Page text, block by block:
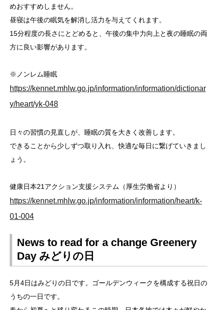
めおすすめしません。
昼寝は午後の眠気を解消し活力を与えてくれます。
15分程度の長さにとどめると、午後の集中力向上と夜の睡眠の両
方に良い影響があります。
※ノンレム睡眠
https://kennet.mhlw.go.jp/information/information/dictionar
y/heart/yk-048
日々の習慣の見直しが、睡眠の質を大きく改善します。
できることから少しずつ取り入れ、快適な毎日に繋げていきまし
ょう。
健康日本21アクション支援システム（厚生労働省より）
https://kennet.mhlw.go.jp/information/information/heart/k-
01-004
News to read for a change Greenery
Day みどりの日
5月4日はみどりの日です。ゴールデンウィークを構成する祝日の
うちの一日です。